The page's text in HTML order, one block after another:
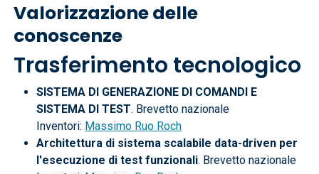
Valorizzazione delle
conoscenze
Trasferimento tecnologico
SISTEMA DI GENERAZIONE DI COMANDI E
SISTEMA DI TEST. Brevetto nazionale
Inventori: Massimo Ruo Roch
Architettura di sistema scalabile data-driven per
l'esecuzione di test funzionali. Brevetto nazionale